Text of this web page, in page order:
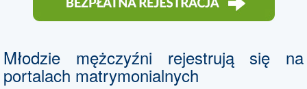
Młodzie mężczyźni rejestrują się na
portalach matrymonialnych